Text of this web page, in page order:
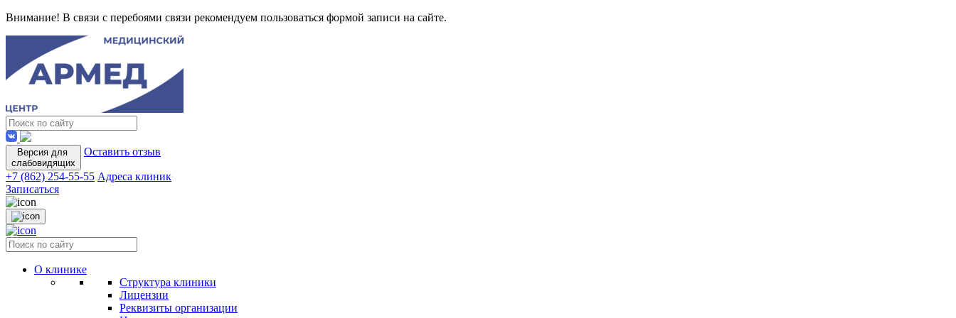
Внимание! В связи с перебоями связи рекомендуем пользоваться формой записи на сайте.
Версия для
слабовидящих
Оставить отзыв
+7 (862) 254-55-55 Адреса клиник
Записаться
О клинике
Структура клиники
Лицензии
Реквизиты организации